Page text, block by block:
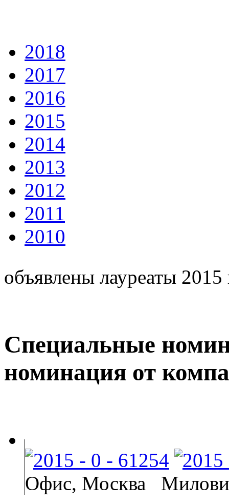
2018
2017
2016
2015
2014
2013
2012
2011
2010
объявлены лауреаты 2015
Специальные
номинация от
Офис, Москва